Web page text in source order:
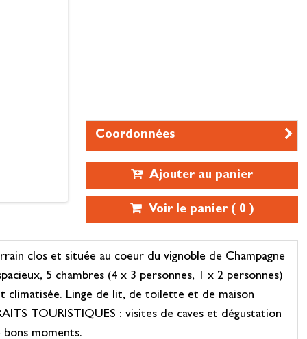
Coordonnées
Ajouter au panier
Voir le panier ( 0 )
clos et située au coeur du vignoble de Champagne
5 chambres (4 x 3 personnes, 1 x 2 personnes)
climatisée. Linge de lit, de toilette et de maison
TOURISTIQUES : visites de caves et dégustation
moments.